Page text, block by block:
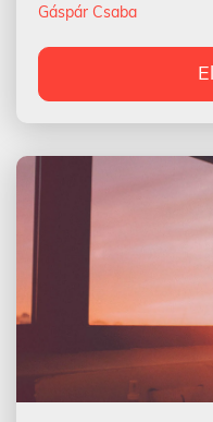
Gáspár Csaba